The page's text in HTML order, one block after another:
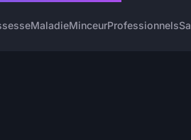
MaladieMinceurProfessionnels